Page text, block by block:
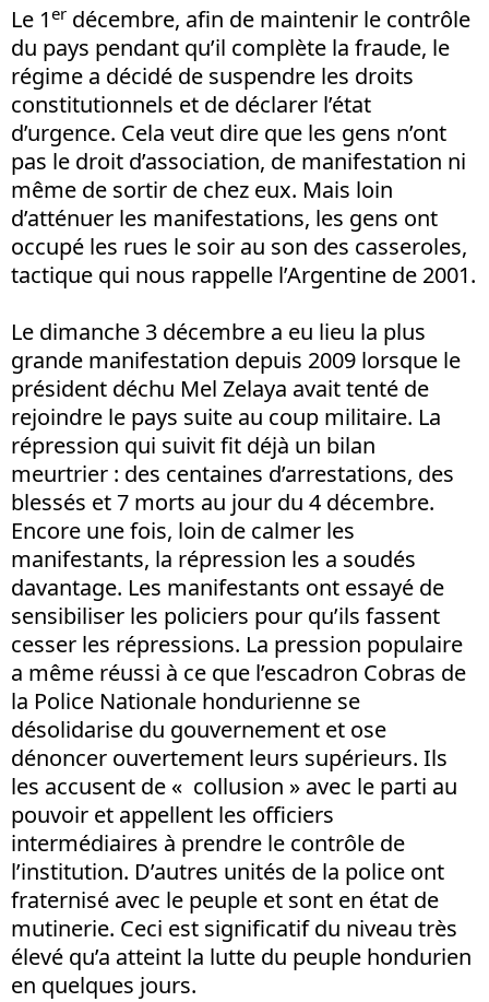
Le 1er décembre, afin de maintenir le contrôle
du pays pendant qu’il complète la fraude, le
régime a décidé de suspendre les droits
constitutionnels et de déclarer l’état
d’urgence. Cela veut dire que les gens n’ont
pas le droit d’association, de manifestation ni
même de sortir de chez eux. Mais loin
d’atténuer les manifestations, les gens ont
occupé les rues le soir au son des casseroles,
tactique qui nous rappelle l’Argentine de 2001.
Le dimanche 3 décembre a eu lieu la plus
grande manifestation depuis 2009 lorsque le
président déchu Mel Zelaya avait tenté de
rejoindre le pays suite au coup militaire. La
répression qui suivit fit déjà un bilan
meurtrier : des centaines d’arrestations, des
blessés et 7 morts au jour du 4 décembre.
Encore une fois, loin de calmer les
manifestants, la répression les a soudés
davantage. Les manifestants ont essayé de
sensibiliser les policiers pour qu’ils fassent
cesser les répressions. La pression populaire
a même réussi à ce que l’escadron Cobras de
la Police Nationale hondurienne se
désolidarise du gouvernement et ose
dénoncer ouvertement leurs supérieurs. Ils
les accusent de « collusion » avec le parti au
pouvoir et appellent les officiers
intermédiaires à prendre le contrôle de
l’institution. D’autres unités de la police ont
fraternisé avec le peuple et sont en état de
mutinerie. Ceci est significatif du niveau très
élevé qu’a atteint la lutte du peuple hondurien
en quelques jours.